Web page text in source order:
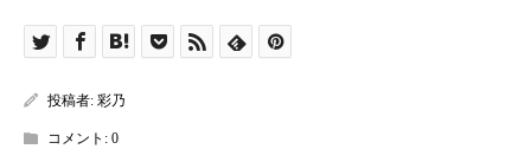
投稿者: 彩乃
コメント: 0